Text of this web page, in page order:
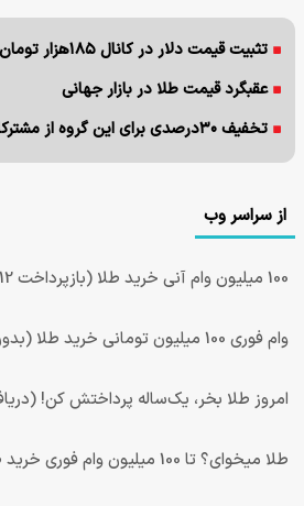
تثبیت قیمت دلار در کانال ۱۸۵هزار تومان
عقبگرد قیمت طلا در بازار جهانی
تخفیف ۳۰درصدی برای این گروه از مشترکان برق+جزییات
از سراسر وب
100 میلیون وام آنی خرید طلا (بازپرداخت 12 ماهه)
وام فوری 100 میلیون تومانی خرید طلا (بدون ضامن)
امروز طلا بخر، یک‌ساله پرداختش کن!
طلا میخوای؟ تا 100 میلیون وام فوری خرید طلا‼️